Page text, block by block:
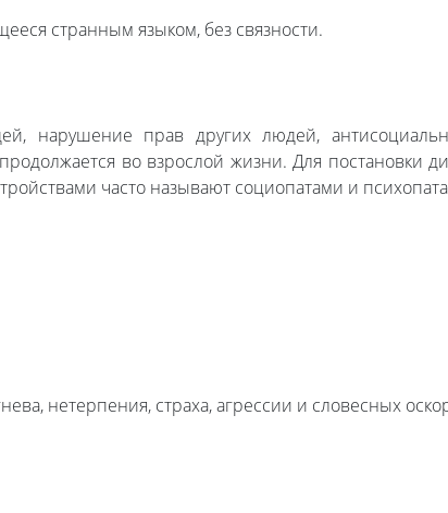
странным языком, без связности.
нарушение прав других людей,
во взрослой жизни. Для постановки
часто называют социопатами и
нетерпения, страха, агрессии и словесных